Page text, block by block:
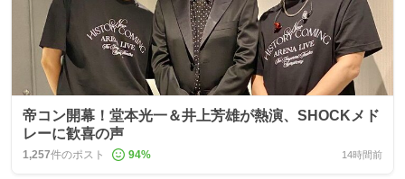
帝コン開幕！堂本光一＆井上芳雄が熱演、SHOCKメド
レーに歓喜の声
1,257件のポスト 94% 14時間前